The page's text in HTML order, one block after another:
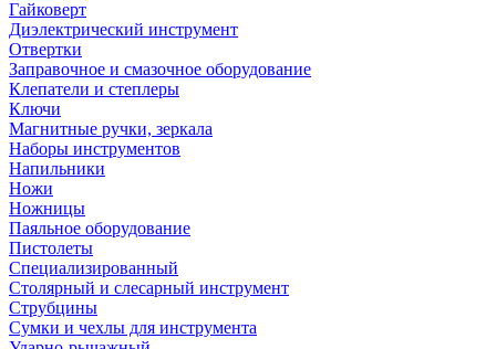
Гайковерт
Диэлектрический инструмент
Отвертки
Заправочное и смазочное оборудование
Клепатели и степлеры
Ключи
Магнитные ручки, зеркала
Наборы инструментов
Напильники
Ножи
Ножницы
Паяльное оборудование
Пистолеты
Специализированный
Столярный и слесарный инструмент
Струбцины
Сумки и чехлы для инструмента